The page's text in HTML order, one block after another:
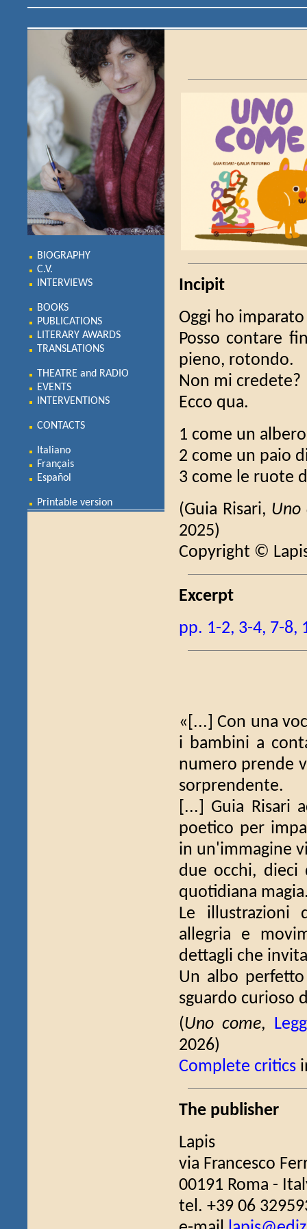
BIOGRAPHY
C.V.
INTERVIEWS
BOOKS
PUBLICATIONS
LITERARY AWARDS
TRANSLATIONS
THEATRE and RADIO
EVENTS
INTERVENTIONS
CONTACTS
Italiano
Français
Español
Printable version
Incipit
Oggi ho
Posso contare
pieno, rotondo.
Non mi credete?
Ecco qua.
1 come un
2 come un paio
3 come le ruote
(Guia Risari, Uno
2025)
Copyright ©
Excerpt
pp. 1-2, 3-4, 7-8,
«[...] Con una
i bambini a
numero prende
sorprendente.
[...] Guia Risari
poetico per
in un'immagine
due occhi,
quotidiana
Le illustrazioni
allegria e
dettagli che
Un albo
sguardo curioso
(Uno come,
2026)
Complete critics
The publisher
Lapis
via Francesco
00191 Roma -
tel. +39 06